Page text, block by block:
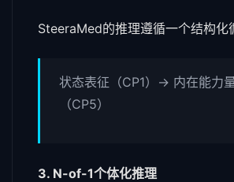
SteeraMed的推理遵循一个结构化
状态表征（CP1）→ 内在能力
（CP5）
3. N-of-1个体化推理